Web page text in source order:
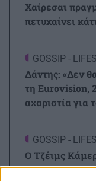
Χαίρεσαι
πετυχαίνει
GOSSIP -
Δάντης: «Δεν
τη Eurovision,
αχαριστία για
GOSSIP -
Ο Τζέιμς
πίσω του το